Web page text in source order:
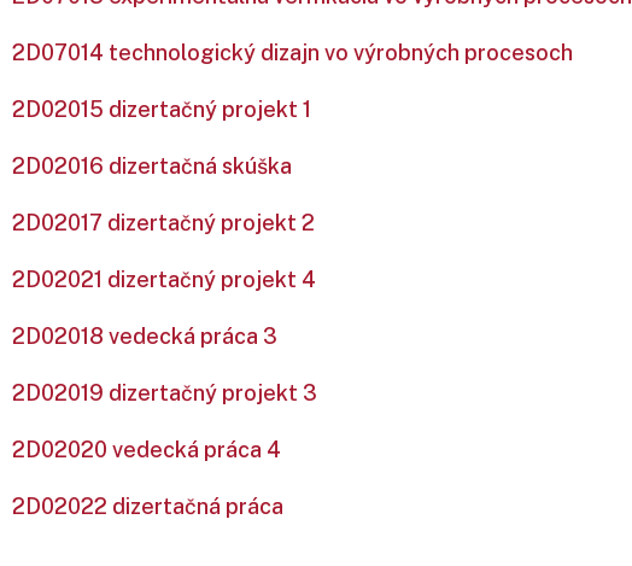
2D07014 technologický dizajn vo výrobných procesoch
2D02015 dizertačný projekt 1
2D02016 dizertačná skúška
2D02017 dizertačný projekt 2
2D02021 dizertačný projekt 4
2D02018 vedecká práca 3
2D02019 dizertačný projekt 3
2D02020 vedecká práca 4
2D02022 dizertačná práca